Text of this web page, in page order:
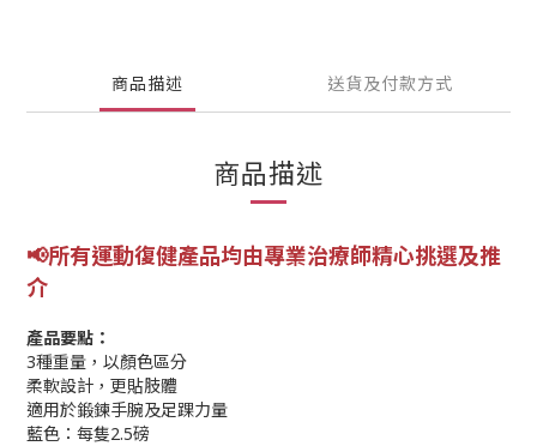
商品描述 送貨及付款方式
商品描述
📢所有運動復健產品均由專業治療師精心挑選及推
介
產品要點：
3種重量，以顏色區分
柔軟設計，更貼肢體
適用於鍛鍊手腕及足踝力量
藍色：每隻2.5磅